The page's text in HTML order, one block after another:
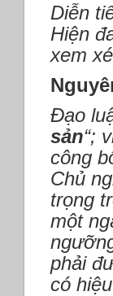
Diễn
Hiện
xem
Đạo
sản“;
công
Chủ
trọng
một
phải
có